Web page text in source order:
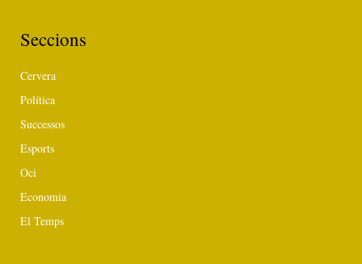
Seccions
Cervera
Política
Successos
Esports
Oci
Economia
El Temps